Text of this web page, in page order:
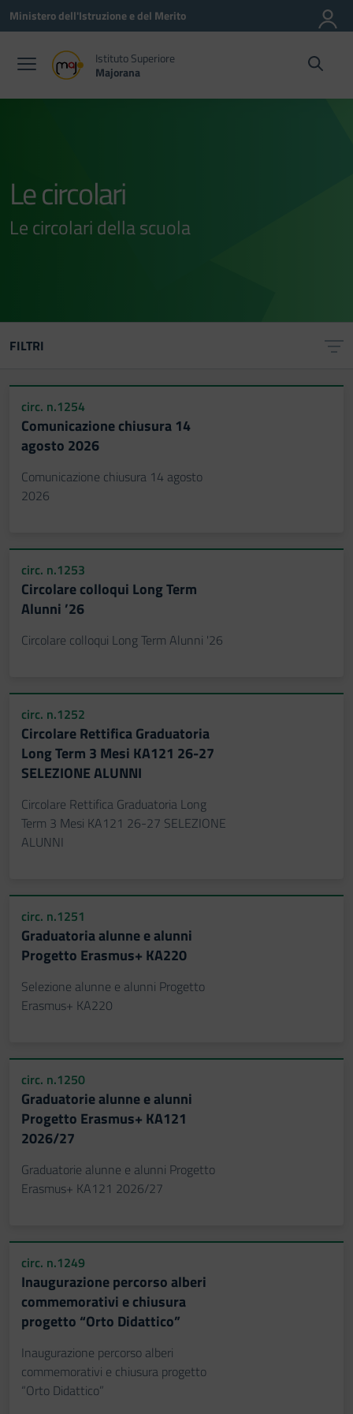
Vai ai contenuti
Vai al menu di navigazione
Vai al footer
Ministero dell'Istruzione e del Merito
Istituto Superiore
Majorana
Le circolari
Le circolari della scuola
FILTRI
circ. n.1254
Comunicazione chiusura 14
agosto 2026
Comunicazione chiusura 14 agosto
2026
circ. n.1253
Circolare colloqui Long Term
Alunni ’26
Circolare colloqui Long Term Alunni '26
circ. n.1252
Circolare Rettifica Graduatoria
Long Term 3 Mesi KA121 26-27
SELEZIONE ALUNNI
Circolare Rettifica Graduatoria Long
Term 3 Mesi KA121 26-27 SELEZIONE
ALUNNI
circ. n.1251
Graduatoria alunne e alunni
Progetto Erasmus+ KA220
Selezione alunne e alunni Progetto
Erasmus+ KA220
circ. n.1250
Graduatorie alunne e alunni
Progetto Erasmus+ KA121
2026/27
Graduatorie alunne e alunni Progetto
Erasmus+ KA121 2026/27
circ. n.1249
Inaugurazione percorso alberi
commemorativi e chiusura
progetto “Orto Didattico”
Inaugurazione percorso alberi
commemorativi e chiusura progetto
“Orto Didattico”